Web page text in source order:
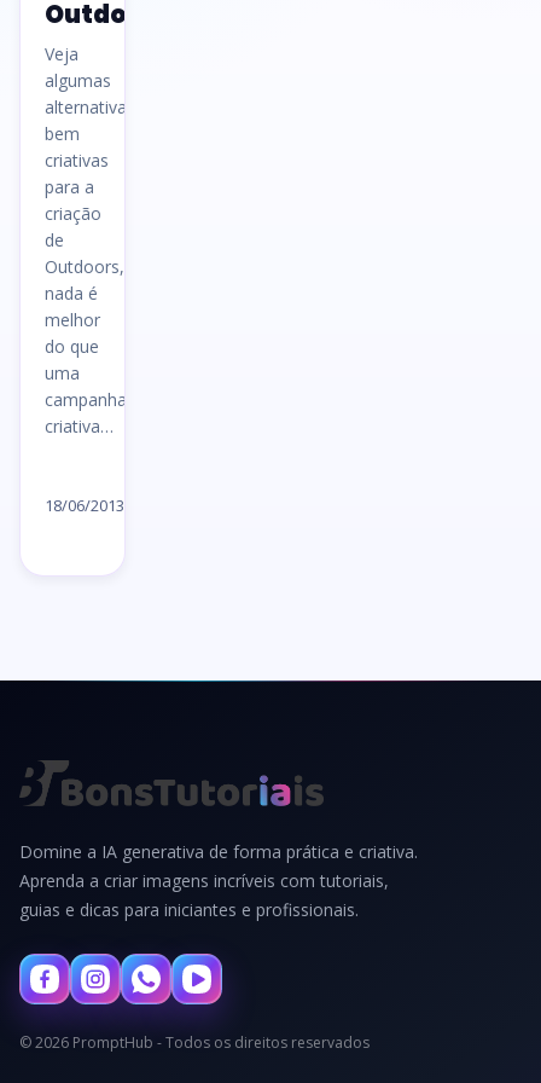
Outdoors
Veja
algumas
alternativas
bem
criativas
para a
criação
de
Outdoors,
nada é
melhor
do que
uma
campanha
criativa…
18/06/2013
Domine a IA generativa de forma prática e criativa.
Aprenda a criar imagens incríveis com tutoriais,
guias e dicas para iniciantes e profissionais.
© 2026 PromptHub - Todos os direitos reservados